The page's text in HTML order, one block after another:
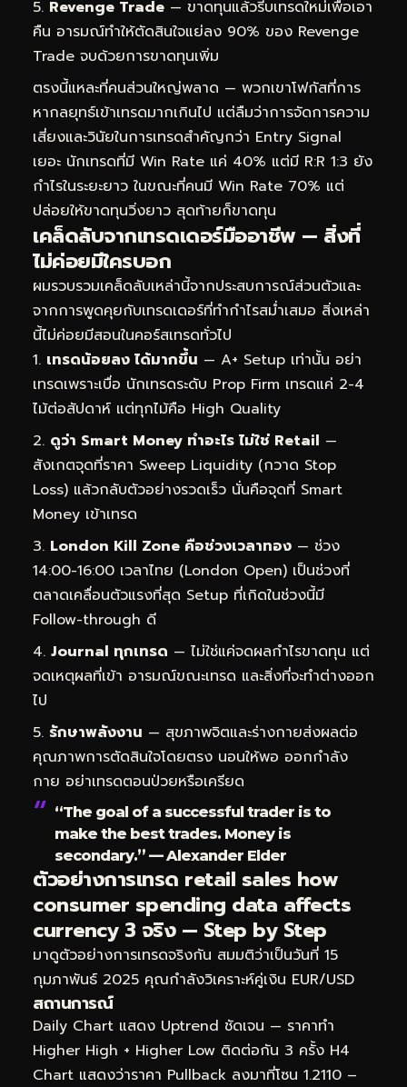
Revenge Trade — ขาดทุนแล้วรีบเทรดใหม่เพื่อเอา
คืน อารมณ์ทำให้ตัดสินใจแย่ลง 90% ของ Revenge
Trade จบด้วยการขาดทุนเพิ่ม
ตรงนี้แหละที่คนส่วนใหญ่พลาด — พวกเขาโฟกัสที่การ
หากลยุทธ์เข้าเทรดมากเกินไป แต่ลืมว่าการจัดการความ
เสี่ยงและวินัยในการเทรดสำคัญกว่า Entry Signal
เยอะ นักเทรดที่มี Win Rate แค่ 40% แต่มี R:R 1:3 ยัง
กำไรในระยะยาว ในขณะที่คนมี Win Rate 70% แต่
ปล่อยให้ขาดทุนวิ่งยาว สุดท้ายก็ขาดทุน
เคล็ดลับจากเทรดเดอร์มืออาชีพ — สิ่งที่
ไม่ค่อยมีใครบอก
ผมรวบรวมเคล็ดลับเหล่านี้จากประสบการณ์ส่วนตัวและ
จากการพูดคุยกับเทรดเดอร์ที่ทำกำไรสม่ำเสมอ สิ่งเหล่า
นี้ไม่ค่อยมีสอนในคอร์สเทรดทั่วไป
เทรดน้อยลง ได้มากขึ้น — A+ Setup เท่านั้น อย่า
เทรดเพราะเบื่อ นักเทรดระดับ Prop Firm เทรดแค่ 2-4
ไม้ต่อสัปดาห์ แต่ทุกไม้คือ High Quality
ดูว่า Smart Money ทำอะไร ไม่ใช่ Retail —
สังเกตจุดที่ราคา Sweep Liquidity (กวาด Stop
Loss) แล้วกลับตัวอย่างรวดเร็ว นั่นคือจุดที่ Smart
Money เข้าเทรด
London Kill Zone คือช่วงเวลาทอง — ช่วง
14:00-16:00 เวลาไทย (London Open) เป็นช่วงที่
ตลาดเคลื่อนตัวแรงที่สุด Setup ที่เกิดในช่วงนี้มี
Follow-through ดี
Journal ทุกเทรด — ไม่ใช่แค่จดผลกำไรขาดทุน แต่
จดเหตุผลที่เข้า อารมณ์ขณะเทรด และสิ่งที่จะทำต่างออก
ไป
รักษาพลังงาน — สุขภาพจิตและร่างกายส่งผลต่อ
คุณภาพการตัดสินใจโดยตรง นอนให้พอ ออกกำลัง
กาย อย่าเทรดตอนป่วยหรือเครียด
“The goal of a successful trader is to
make the best trades. Money is
secondary.” — Alexander Elder
ตัวอย่างการเทรด retail sales how
consumer spending data affects
currency 3 จริง — Step by Step
มาดูตัวอย่างการเทรดจริงกัน สมมติว่าเป็นวันที่ 15
กุมภาพันธ์ 2025 คุณกำลังวิเคราะห์คู่เงิน EUR/USD
สถานการณ์
Daily Chart แสดง Uptrend ชัดเจน — ราคาทำ
Higher High + Higher Low ติดต่อกัน 3 ครั้ง H4
Chart แสดงว่าราคา Pullback ลงมาที่โซน 1.2110 –